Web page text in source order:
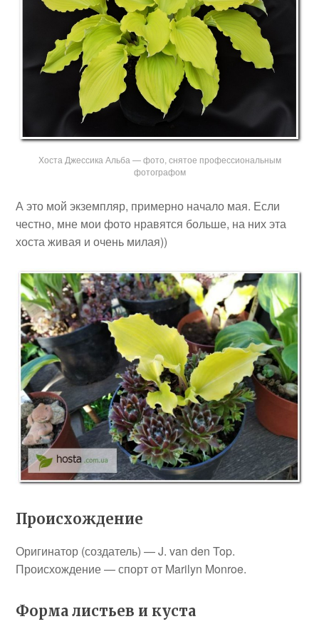
Хоста Джессика Альба — фото, снятое профессиональным
фотографом
А это мой экземпляр, примерно начало мая. Если
честно, мне мои фото нравятся больше, на них эта
хоста живая и очень милая))
Происхождение
Оригинатор (создатель) — J. van den Top.
Происхождение — спорт от Marilyn Monroe.
Форма листьев и куста